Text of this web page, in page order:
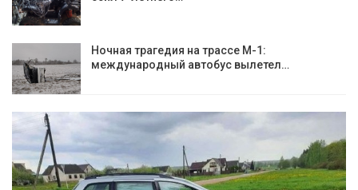
Ночная трагедия на трассе М-1:
международный автобус вылетел…